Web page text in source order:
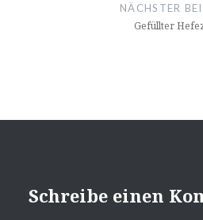
NÄCHSTER
Gefüllter
Schreibe einen